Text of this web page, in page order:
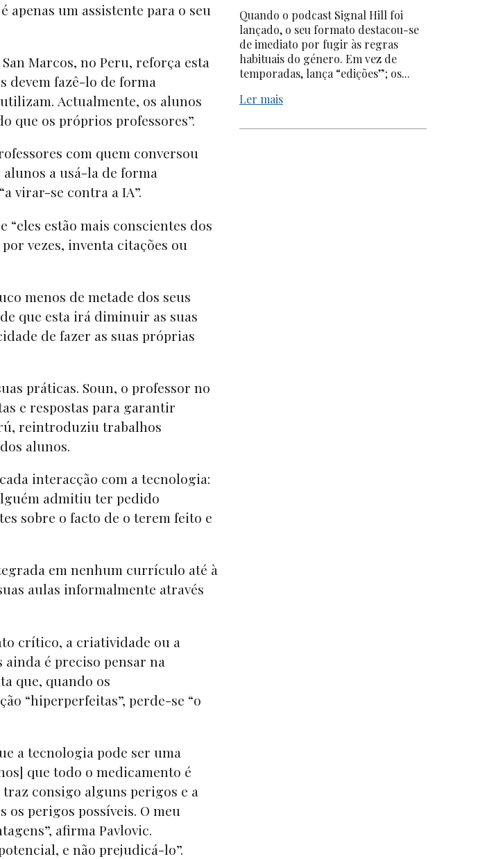
um assistente para o seu
Marcos, no Peru, reforça esta
devem fazê-lo de forma
Actualmente, os alunos
que os próprios professores”.
com quem conversou
a usá-la de forma
virar-se contra a IA”.
“eles estão mais conscientes dos
vezes, inventa citações ou
menos de metade dos seus
que esta irá diminuir as suas
de fazer as suas próprias
práticas. Soun, o professor no
e respostas para garantir
reintroduziu trabalhos
alunos.
interacção com a tecnologia:
admitiu ter pedido
sobre o facto de o terem feito e
em nenhum currículo até à
aulas informalmente através
crítico, a criatividade ou a
ainda é preciso pensar na
que, quando os
“hiperperfeitas”, perde-se “o
a tecnologia pode ser uma
que todo o medicamento é
consigo alguns perigos e a
perigos possíveis. O meu
afirma Pavlovic.
e não prejudicá-lo”.
Quando o podcast Signal Hill foi
lançado, o seu formato destacou-se
de imediato por fugir às regras
habituais do género. Em vez de
temporadas, lança “edições”; os...
Ler mais